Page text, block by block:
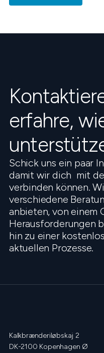
erfahre,
Schick uns ein paar
damit wir dich mit
verbinden können.
verschiedene
anbieten, von einem
Herausforderungen
hin zu einer
aktuellen Prozesse.
Kalkbrænderiløbskaj 2
DK-2100 Kopenhagen Ø